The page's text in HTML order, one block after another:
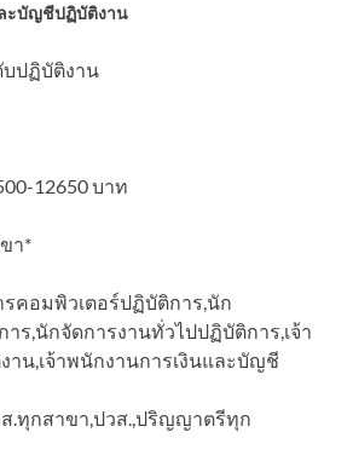
ะบัญชีปฏิบัติงาน
บปฏิบัติงาน
12650 บาท
า*
คอมพิวเตอร์ปฏิบัติการ,นัก
ร,นักจัดการงานทั่วไปปฏิบัติการ,เจ้า
น,เจ้าพนักงานการเงินและบัญชี
.ทุกสาขา,ปวส.,ปริญญาตรีทุก